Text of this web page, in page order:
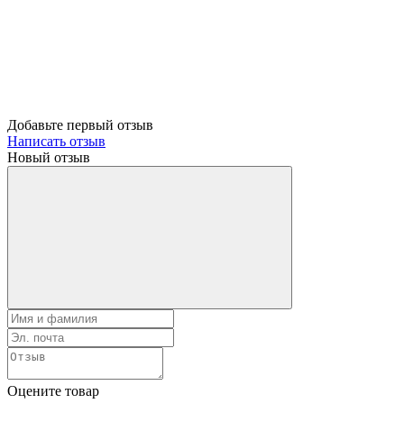
Добавьте первый отзыв
Написать отзыв
Новый отзыв
Оцените товар